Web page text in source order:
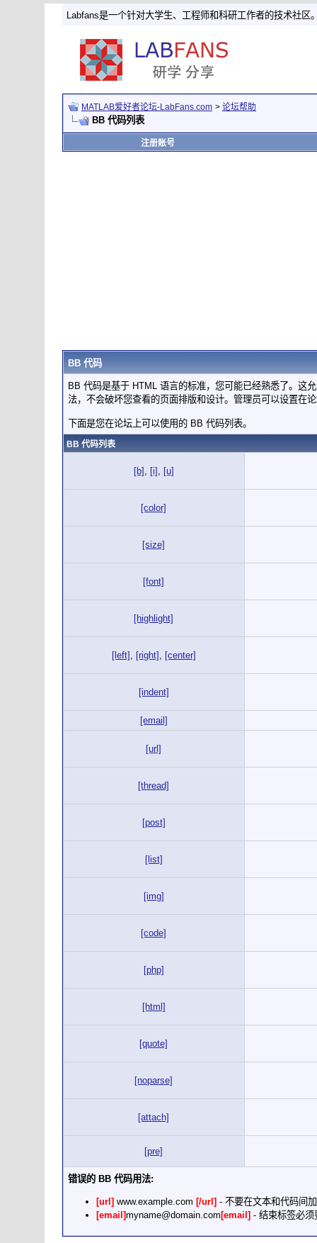
Labfans是一个针对大学生、工程师和科研工作者的技术社区
MATLAB爱好者论坛-LabFans.com > 论坛帮助
BB 代码列表
注册账号
BB 代码
BB 代码是基于 HTML 语言的标准，您可能已经熟悉了。这
法，不会破坏您查看的页面排版和设计。管理员可以设置在
下面是您在论坛上可以使用的 BB 代码列表。
BB 代码列表
[b] , [i] , [u]
[color]
[size]
[font]
[highlight]
[left] , [right] , [center]
[indent]
[email]
[url]
[thread]
[post]
[list]
[img]
[code]
[php]
[html]
[quote]
[noparse]
[attach]
[pre]
错误的 BB 代码用法:
[url] www.example.com [/url] - 不要在文本和代码间
[email]myname@domain.com [email] - 结束标签必须